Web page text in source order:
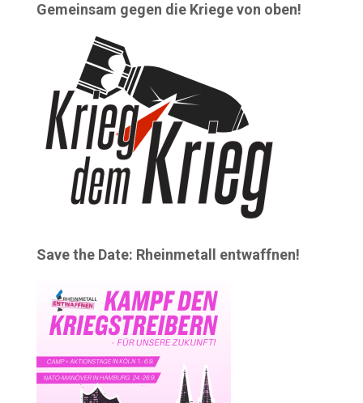
Gemeinsam gegen die Kriege von oben!
Save the Date: Rheinmetall entwaffnen!